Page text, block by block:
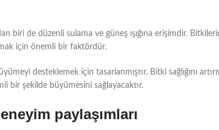
biri de düzenli sulama ve güneş ışığına erişimdir.
için önemli bir faktördür.
desteklemek için tasarlanmıştır. Bitki sağlığını
bir şekilde büyümesini sağlayacaktır.
paylaşımları